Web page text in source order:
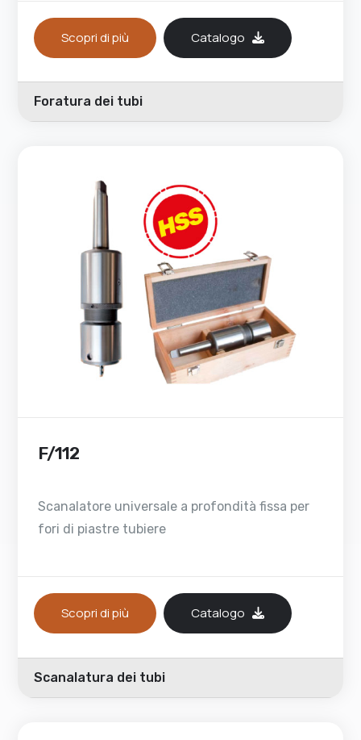
Scopri di più Catalogo
Foratura dei tubi
F/112
Scanalatore universale a profondità fissa per
fori di piastre tubiere
Scopri di più Catalogo
Scanalatura dei tubi